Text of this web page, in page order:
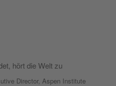
hört die Welt zu
Director, Aspen Institute